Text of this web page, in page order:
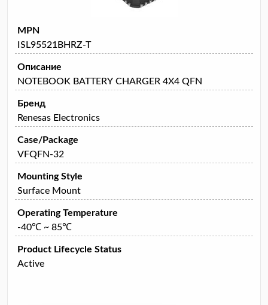
MPN
ISL95521BHRZ-T
Описание
NOTEBOOK BATTERY CHARGER 4X4 QFN
Бренд
Renesas Electronics
Case/Package
VFQFN-32
Mounting Style
Surface Mount
Operating Temperature
-40℃ ~ 85℃
Product Lifecycle Status
Active